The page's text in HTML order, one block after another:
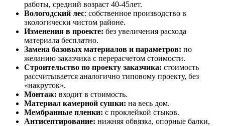
работы, средний возраст 40-45лет.
Вологодский лес: собственное производство в
экологически чистом районе.
Изменения в проекте: без увеличения расхода
материала бесплатно.
Замена базовых материалов и параметров: по
желанию заказчика с перерасчетом стоимости.
Строительство по проекту заказчика: стоимость
рассчитывается аналогично типовому проекту, без
«накруток».
Монтаж: входит в стоимость.
Материал камерной сушки: на весь дом.
Мембранные пленки: с проклейкой стыков.
Антисептирование: нижняя обвязка, опорные балки,